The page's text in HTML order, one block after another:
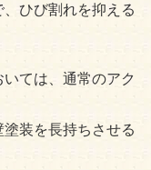
ひび割れを抑える
ては、通常のアク
装を長持ちさせる